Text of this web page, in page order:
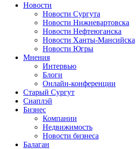
Новости
Новости Сургута
Новости Нижневартовска
Новости Нефтеюганска
Новости Ханты-Мансийска
Новости Югры
Мнения
Интервью
Блоги
Онлайн-конференции
Старый Сургут
Сиаплэй
Бизнес
Компании
Недвижимость
Новости бизнеса
Балаган